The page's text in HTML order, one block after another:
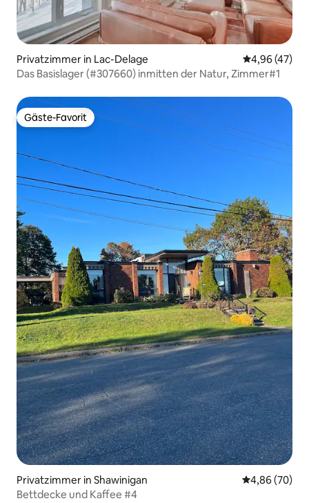
Privatzimmer in Lac-Delage
4,96 (47)
Das Basislager (#307660) inmitten der Natur, Zimmer#1
Gäste-Favorit
Gäste-Favorit
Privatzimmer in Shawinigan
4,86 (70)
Bettdecke und Kaffee #4